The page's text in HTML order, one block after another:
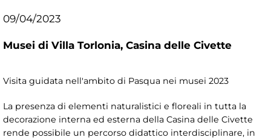
09/04/2023
Musei di Villa Torlonia, Casina delle Civette
Visita guidata nell'ambito di Pasqua nei musei 2023
La presenza di elementi naturalistici e floreali in tutta la
decorazione interna ed esterna della Casina delle Civette
rende possibile un percorso didattico interdisciplinare, in